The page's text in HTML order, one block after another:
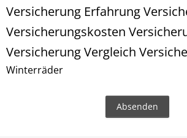
Versicherung Erfahrung
Versicherungskosten
Versicherung Vergleich
Winterräder